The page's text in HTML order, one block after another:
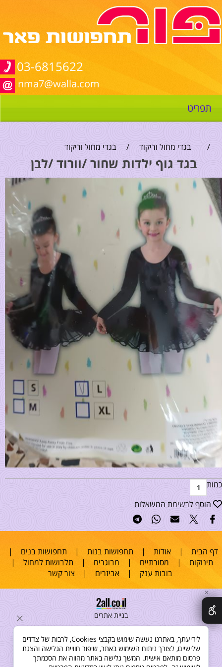
03-6815622
nma7@walla.com
תפריט
/ בגדי מחול וריקוד / בגדי מחול וריקוד
בגד גוף ילדות שחור /וורוד /לבן
כמות
הוסף לרשימת המשאלות
דף הבית |אודות | תחפושות בנות | תחפושות בנים |
תינוקות | מסורתיים | מבוגרים | תלבושות למחול |
בובות ענק |אביזרים | צור קשר
בניית אתרים
✕
לידיעתך, באתרנו נעשה שימוש בקבצי Cookies, לרבות של צדדים
שלישיים, לצורך ניתוח השימוש באתר, שיפור חוויית הגלישה והצגת
פרסום מותאם אישית. המשך גלישה באתר מהווה את הסכמתך